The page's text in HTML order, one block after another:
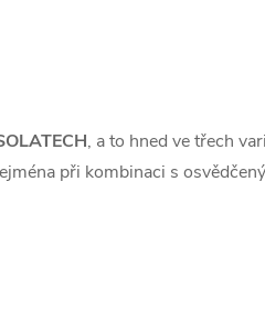
, a to hned ve třech
při kombinaci s